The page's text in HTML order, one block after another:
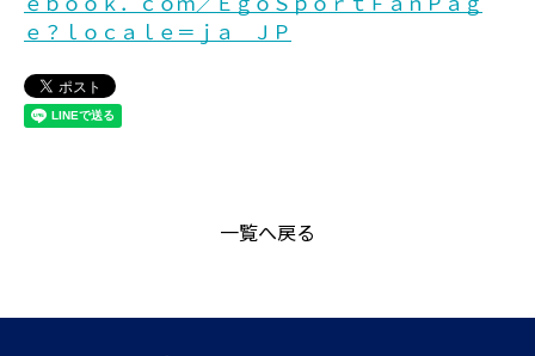
ｅ？ｌｏｃａｌｅ＝ｊａ＿ＪＰ
一覧へ戻る